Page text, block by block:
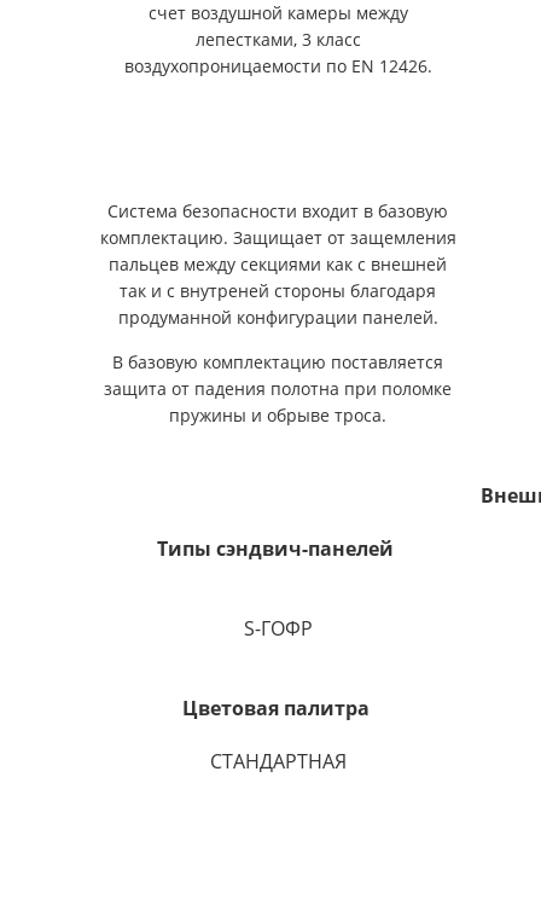
счет воздушной камеры между
лепестками, 3 класс
воздухопроницаемости по EN 12426.
Система безопасности входит в базовую
комплектацию. Защищает от защемления
пальцев между секциями как с внешней
так и с внутреней стороны благодаря
продуманной конфигурации панелей.
В базовую комплектацию поставляется
защита от падения полотна при поломке
пружины и обрыве троса.
Типы сэндвич-панелей
S-ГОФР
Цветовая палитра
СТАНДАРТНАЯ